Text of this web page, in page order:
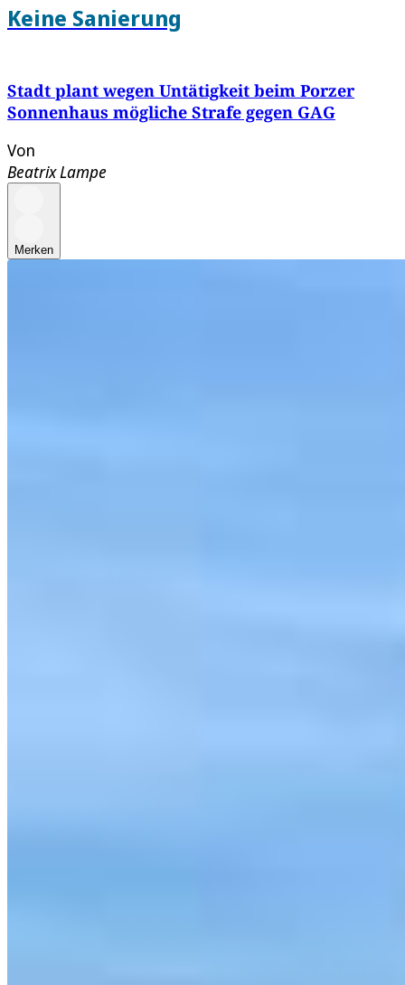
Keine Sanierung
Stadt plant wegen Untätigkeit beim Porzer
Sonnenhaus mögliche Strafe gegen GAG
Von
Beatrix Lampe
Merken